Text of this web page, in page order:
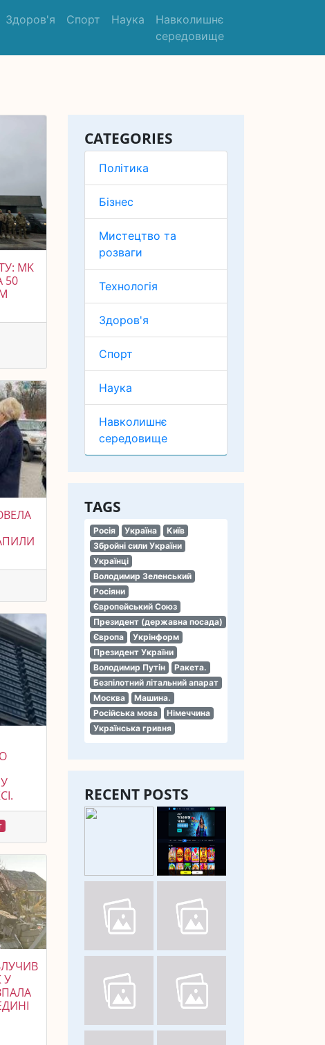
Здоров'я Спорт Наука
Навколишнє
середовище
CATEGORIES
Політика
Бізнес
Мистецтво та
розваги
Технологія
Здоров'я
Спорт
Наука
Навколишнє
середовище
TAGS
Росія Україна
Київ
Збройні сили України
Українці
Володимир Зеленський
Росіяни
Європейський Союз
Президент (державна посада)
Європа
Укрінформ
Президент України
Володимир Путін
Ракета.
Безпілотний літальний апарат
Москва
Машина.
Російська мова
Німеччина
Українська гривня
RECENT POSTS
MK
50
У